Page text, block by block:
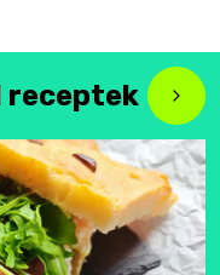
receptek